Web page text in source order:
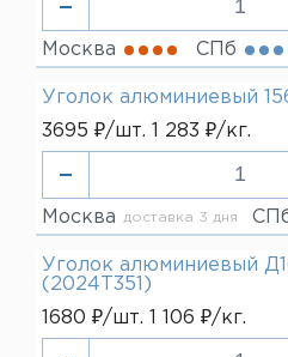
Москва СПб
Уголок алюминиевый
3695 ₽/шт. 1 283 ₽/кг.
Москва доставка 3 дня
Уголок алюминиевый
(2024Т351)
1680 ₽/шт. 1 106 ₽/кг.